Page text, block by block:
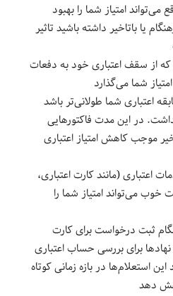
امتیاز شما را بهبود
یا باتاخیر داشته باشید تاثیر
از سقف اعتباری خود به دفعات
شما می‌گذارد
اعتباری شما طولانی‌تر باشد
در این مدت فاکتورهایی
موجب کاهش امتیاز اعتباری
اعتباری (مانند کارت اعتباری،
خوب می‌تواند امتیاز شما را
ثبت درخواست برای کارت
برای بررسی حساب اعتباری
استعلام‌ها در بازه زمانی کوتاه
دهد